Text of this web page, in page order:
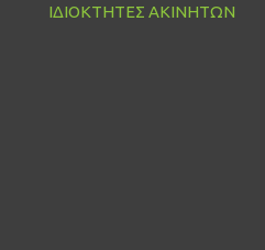
ΙΔΙΟΚΤΗΤΕΣ ΑΚΙΝΗΤΩΝ